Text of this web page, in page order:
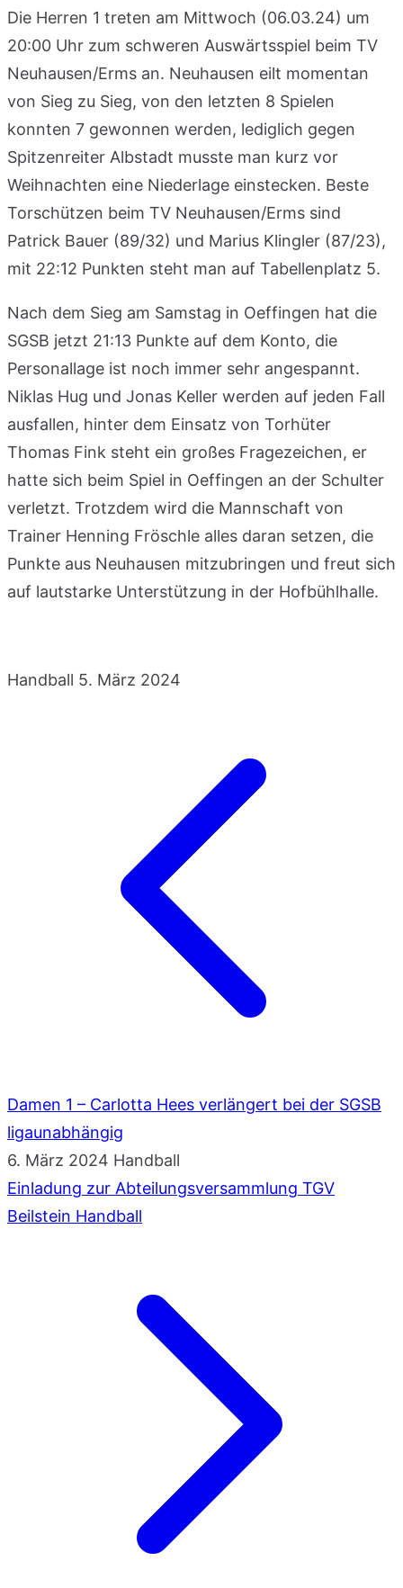
Die Herren 1 treten am Mittwoch (06.03.24) um
20:00 Uhr zum schweren Auswärtsspiel beim TV
Neuhausen/Erms an. Neuhausen eilt momentan
von Sieg zu Sieg, von den letzten 8 Spielen
konnten 7 gewonnen werden, lediglich gegen
Spitzenreiter Albstadt musste man kurz vor
Weihnachten eine Niederlage einstecken. Beste
Torschützen beim TV Neuhausen/Erms sind
Patrick Bauer (89/32) und Marius Klingler (87/23),
mit 22:12 Punkten steht man auf Tabellenplatz 5.
Nach dem Sieg am Samstag in Oeffingen hat die
SGSB jetzt 21:13 Punkte auf dem Konto, die
Personallage ist noch immer sehr angespannt.
Niklas Hug und Jonas Keller werden auf jeden Fall
ausfallen, hinter dem Einsatz von Torhüter
Thomas Fink steht ein großes Fragezeichen, er
hatte sich beim Spiel in Oeffingen an der Schulter
verletzt. Trotzdem wird die Mannschaft von
Trainer Henning Fröschle alles daran setzen, die
Punkte aus Neuhausen mitzubringen und freut sich
auf lautstarke Unterstützung in der Hofbühlhalle.
Handball 5. März 2024
Damen 1 – Carlotta Hees verlängert bei der SGSB
ligaunabhängig
6. März 2024 Handball
Einladung zur Abteilungsversammlung TGV
Beilstein Handball